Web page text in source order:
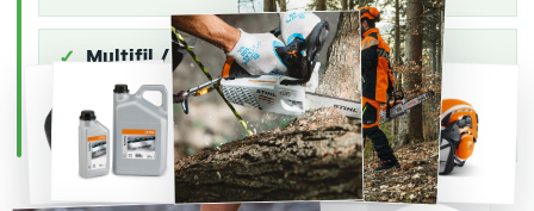
Multifil / 2-i-1
Olje og tilbehør